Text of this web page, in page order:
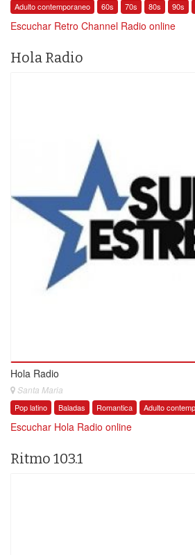
Adulto contemporaneo 60s 70s 80s 90s
Escuchar Retro Channel Radio online
Hola Radio
Hola Radio
Santa Maria
Pop latino Baladas Romantica Adulto
Escuchar Hola Radio online
Ritmo 103.1